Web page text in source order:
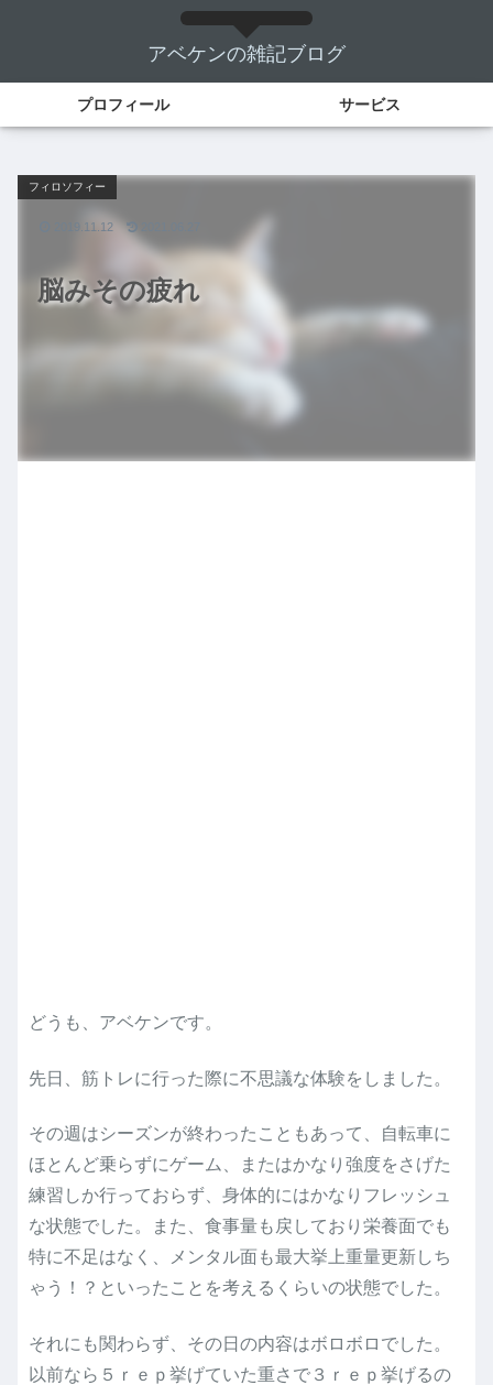
アベケンの雑記ブログ
プロフィール サービス
脳みその疲れ
フィロソフィー
2019.11.12
どうも、アベケンです。
先日、筋トレに行った際に不思議な体験をしました。
その週はシーズンが終わったこともあって、自転車に
ほとんど乗らずにゲーム、またはかなり強度をさげた
練習しか行っておらず、身体的にはかなりフレッシュ
な状態でした。また、食事量も戻しており栄養面でも
特に不足はなく、メンタル面も最大挙上重量更新しち
ゃう！？といったことを考えるくらいの状態でした。
それにも関わらず、その日の内容はボロボロでした。
以前なら５ｒｅｐ挙げていた重さで３ｒｅｐ挙げるの